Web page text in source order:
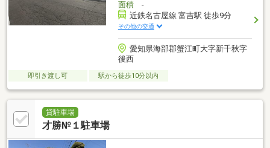
面積-
近鉄名古屋線 富吉駅 徒歩9分
その他の交通
愛知県海部郡蟹江町大字新千秋字
後西
即引き渡し可 駅から徒歩10分以内
貸駐車場
才勝№１駐車場